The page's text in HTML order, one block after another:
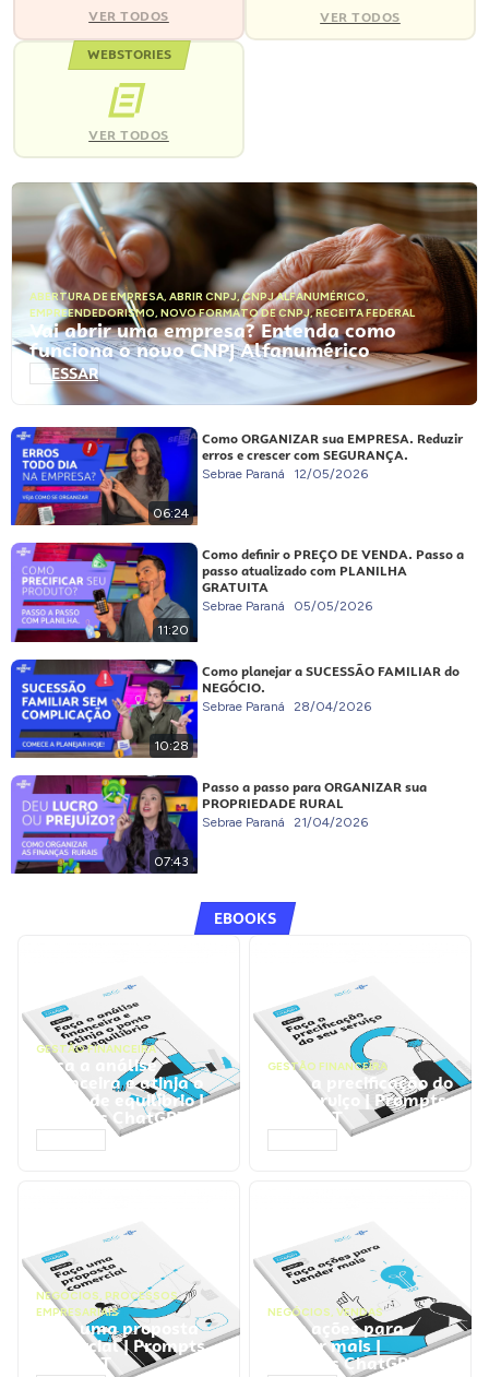
VER TODOS VER TODOS
WEBSTORIES
VER TODOS
ABERTURA DE EMPRESA, ABRIR CNPJ,CNPJ ALFANUMÉRICO,
EMPREENDEDORISMO, NOVO FORMATO DE CNPJ,RECEITA FEDERAL
Vai abrir uma empresa? Entenda como
funciona o novo CNPJ Alfanumérico
ACESSAR
06:24
Como ORGANIZAR sua EMPRESA. Reduzir
erros e crescer com SEGURANÇA.
Sebrae Paraná 12/05/2026
11:20
Como definir o PREÇO DE VENDA. Passo a
passo atualizado com PLANILHA
GRATUITA
Sebrae Paraná 05/05/2026
10:28
Como planejar a SUCESSÃO FAMILIAR do
NEGÓCIO.
Sebrae Paraná 28/04/2026
07:43
Passo a passo para ORGANIZAR sua
PROPRIEDADE RURAL
Sebrae Paraná 21/04/2026
EBOOKS
GESTÃO FINANCEIRA
Faça a análise
financeira e atinja o
ponto de equilíbrio |
Prompts ChatGPT
GESTÃO FINANCEIRA
Faça a precificação do
seu serviço | Prompts
ChatGPT
NEGÓCIOS, PROCESSOS
EMPRESARIAIS
Faça uma proposta
comercial | Prompts
ChatGPT
NEGÓCIOS, VENDAS
Faça ações para
vender mais |
Prompts ChatGPT